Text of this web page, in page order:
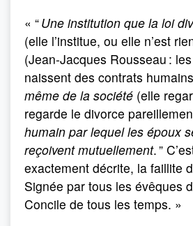
« “Une institution que la loi
(elle l’institue, ou elle n’est
(Jean-Jacques Rousseau :
naissent des contrats
même de la société (elle
regarde le divorce
humain par lequel les époux
reçoivent mutuellement. ”
exactement décrite, la faillite
Signée par tous les évêques
Concile de tous les temps. »